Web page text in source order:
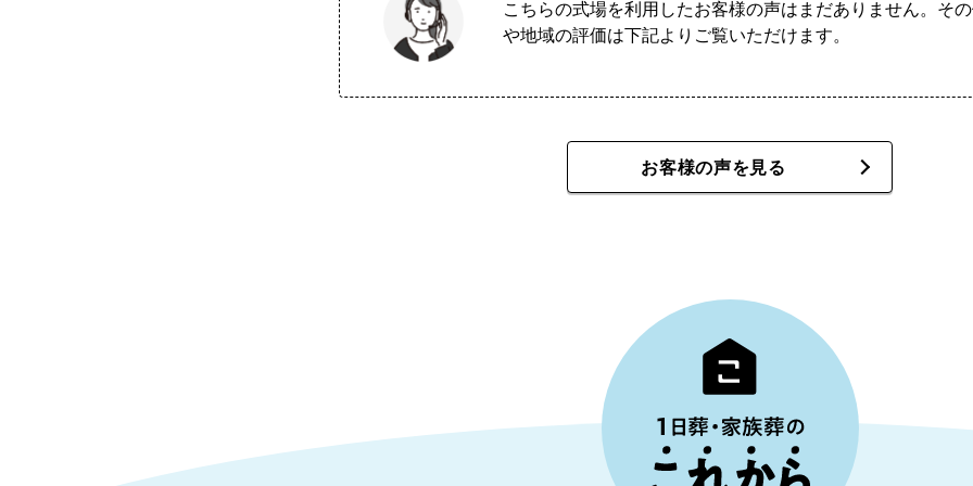
こちらの式場を利用したお客様の声はまだありません。そ
や地域の評価は下記よりご覧いただけます。
お客様の声を見る